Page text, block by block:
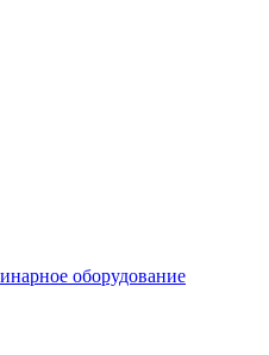
оборудование